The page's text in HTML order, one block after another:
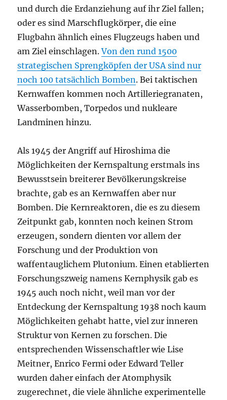
und durch die Erdanziehung auf ihr Ziel fallen;
oder es sind Marschflugkörper, die eine
Flugbahn ähnlich eines Flugzeugs haben und
am Ziel einschlagen.Von den rund 1500
strategischen Sprengköpfen der USA sind nur
noch 100 tatsächlich Bomben. Bei taktischen
Kernwaffen kommen noch Artilleriegranaten,
Wasserbomben, Torpedos und nukleare
Landminen hinzu.
Als 1945 der Angriff auf Hiroshima die
Möglichkeiten der Kernspaltung erstmals ins
Bewusstsein breiterer Bevölkerungskreise
brachte, gab es an Kernwaffen aber nur
Bomben. Die Kernreaktoren, die es zu diesem
Zeitpunkt gab, konnten noch keinen Strom
erzeugen, sondern dienten vor allem der
Forschung und der Produktion von
waffentauglichem Plutonium. Einen etablierten
Forschungszweig namens Kernphysik gab es
1945 auch noch nicht, weil man vor der
Entdeckung der Kernspaltung 1938 noch kaum
Möglichkeiten gehabt hatte, viel zur inneren
Struktur von Kernen zu forschen. Die
entsprechenden Wissenschaftler wie Lise
Meitner, Enrico Fermi oder Edward Teller
wurden daher einfach der Atomphysik
zugerechnet, die viele ähnliche experimentelle